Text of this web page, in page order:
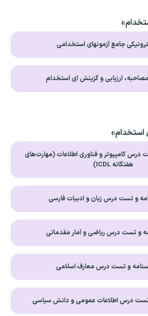
جامع آزمونهای استخدامی
ارزیابی و گزینش ای استخدام
درس کامپیوتر و فناوری اطلاعات (مهارت‌های
هفتگانه ICDL)
و تست درس زبان و ادبیات فارسی
و تست درس ریاضی و آمار مقدماتی
و تست درس معارف اسلامی
تست درس اطلاعات عمومی و دانش سیاسی